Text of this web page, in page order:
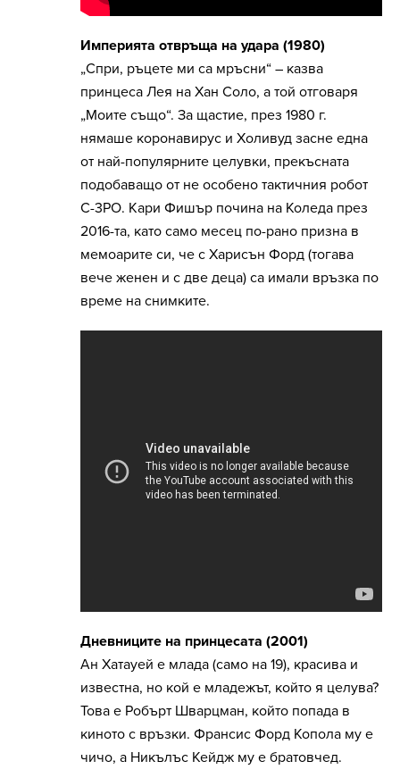
Империята отвръща на удара (1980)
„Спри, ръцете ми са мръсни“ – казва
принцеса Лея на Хан Соло, а той отговаря
„Моите също“. За щастие, през 1980 г.
нямаше коронавирус и Холивуд засне една
от най-популярните целувки, прекъсната
подобаващо от не особено тактичния робот
C-3PO. Кари Фишър почина на Коледа през
2016-та, като само месец по-рано призна в
мемоарите си, че с Харисън Форд (тогава
вече женен и с две деца) са имали връзка по
време на снимките.
Дневниците на принцесата (2001)
Ан Хатауей е млада (само на 19), красива и
известна, но кой е младежът, който я целува?
Това е Робърт Шварцман, който попада в
киното с връзки. Франсис Форд Копола му е
чичо, а Никълъс Кейдж му е братовчед.